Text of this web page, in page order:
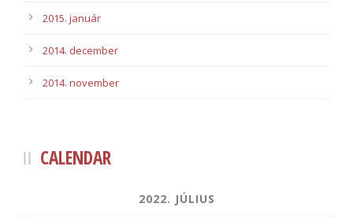
2015. január
2014. december
2014. november
CALENDAR
2022. JÚLIUS